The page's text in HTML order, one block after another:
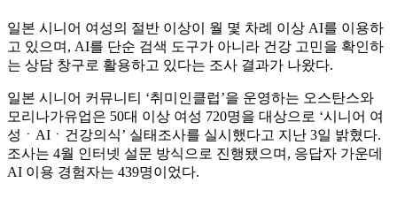
일본 시니어 여성의 절반 이상이 월 몇 차례 이상 AI를 이용하
고 있으며, AI를 단순 검색 도구가 아니라 건강 고민을 확인하
는 상담 창구로 활용하고 있다는 조사 결과가 나왔다.
일본 시니어 커뮤니티 ‘취미인클럽’을 운영하는 오스탄스와
모리나가유업은 50대 이상 여성 720명을 대상으로 ‘시니어 여
성ㆍAIㆍ건강의식’ 실태조사를 실시했다고 지난 3일 밝혔다.
조사는 4월 인터넷 설문 방식으로 진행됐으며, 응답자 가운데
AI 이용 경험자는 439명이었다.